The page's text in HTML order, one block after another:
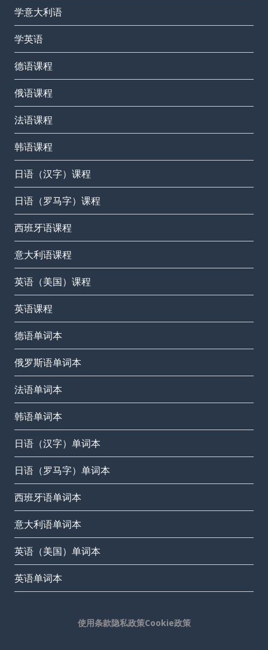
学意大利语
学英语
德语课程
俄语课程
法语课程
韩语课程
日语（汉字）课程
日语（罗马字）课程
西班牙语课程
意大利语课程
英语（美国）课程
英语课程
德语单词本
俄罗斯语单词本
法语单词本
韩语单词本
日语（汉字）单词本
日语（罗马字）单词本
西班牙语单词本
意大利语单词本
英语（美国）单词本
英语单词本
使用条款隐私政策Cookie政策